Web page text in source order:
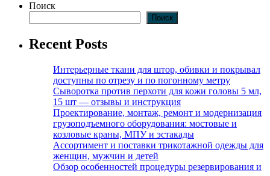
Поиск
Поиск
Recent Posts
Интерьерные ткани для штор, обивки и покрывал
доступны по отрезу и по погонному метру
Сыворотка против перхоти для кожи головы 5 мл,
15 шт — отзывы и инструкция
Проектирование, монтаж, ремонт и модернизация
грузоподъемного оборудования: мостовые и
козловые краны, МПУ и эстакады
Ассортимент и поставки трикотажной одежды для
женщин, мужчин и детей
Обзор особенностей процедуры резервирования и